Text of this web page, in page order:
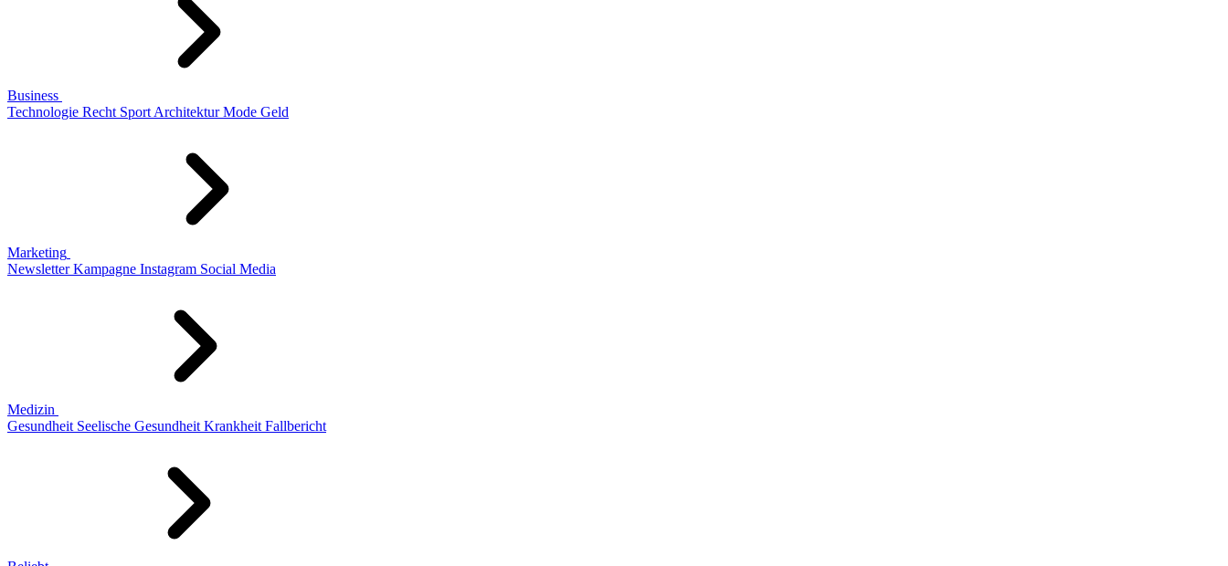
Business
Technologie Recht Sport Architektur Mode Geld
Marketing
Newsletter Kampagne Instagram Social Media
Medizin
Gesundheit Seelische Gesundheit Krankheit Fallbericht